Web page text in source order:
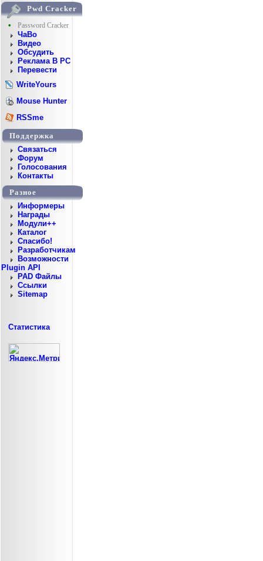
Pwd Cracker
•
Password Cracker
ЧаВо
Видео
Обсудить
Реклама В PC
Перевести
WriteYours
Mouse Hunter
RSSme
Поддержка
Cвязаться
Форум
Голосования
Контакты
Разное
Информеры
Награды
Модули++
Каталог
Спасибо!
Разработчикам
Возможности
Plugin API
PAD Файлы
Ссылки
Sitemap
Статистика